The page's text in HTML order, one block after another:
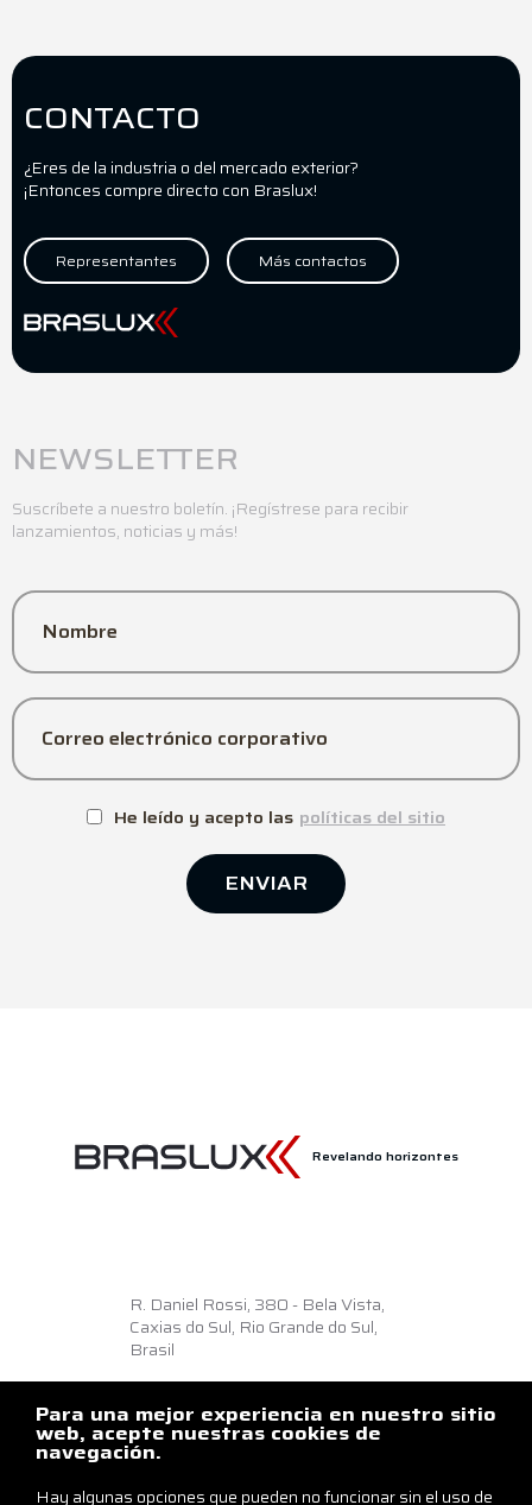
CONTACTO
¿Eres de la industria o del mercado exterior?
¡Entonces compre directo con Braslux!
Representantes Más contactos
NEWSLETTER
Suscríbete a nuestro boletín. ¡Regístrese para recibir
lanzamientos, noticias y más!
Nombre
Correo electrónico corporativo
He leído y acepto las políticas del sitio
ENVIAR
Revelando horizontes
R. Daniel Rossi, 380 - Bela Vista,
Caxias do Sul, Rio Grande do Sul,
Brasil
+55 54 3218.6500
Contáctenos
Para una mejor experiencia en nuestro sitio
web, acepte nuestras cookies de
navegación.
Hay algunas opciones que pueden no funcionar sin el uso de